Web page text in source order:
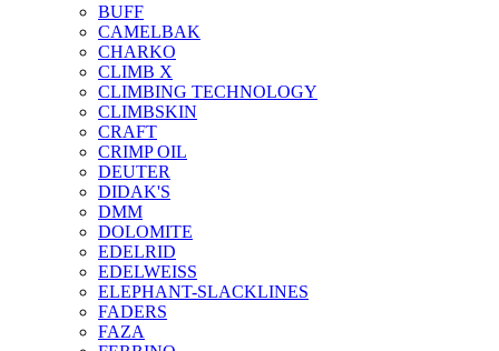
BUFF
CAMELBAK
CHARKO
CLIMB X
CLIMBING TECHNOLOGY
CLIMBSKIN
CRAFT
CRIMP OIL
DEUTER
DIDAK'S
DMM
DOLOMITE
EDELRID
EDELWEISS
ELEPHANT-SLACKLINES
FADERS
FAZA